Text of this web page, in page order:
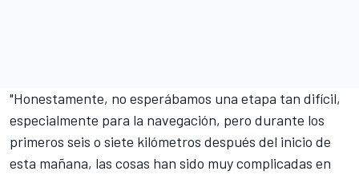
"Honestamente, no esperábamos una etapa tan difícil,
especialmente para la navegación, pero durante los
primeros seis o siete kilómetros después del inicio de
esta mañana, las cosas han sido muy complicadas en